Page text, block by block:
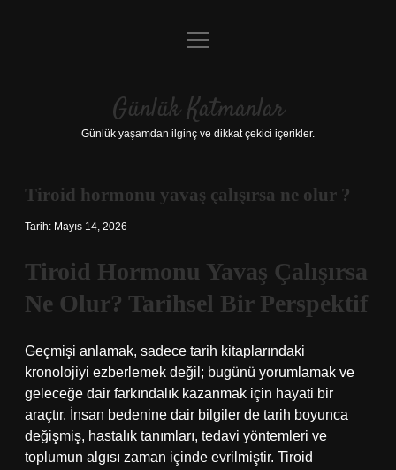
Anasayfa
Yasal Uyarı
menüyü
Günlük Katmanlar
Günlük yaşamdan ilginç ve dikkat çekici içerikler.
Tiroid hormonu yavaş çalışırsa ne olur ?
Tarih: Mayıs 14, 2026
Tiroid Hormonu Yavaş Çalışırsa
Ne Olur? Tarihsel Bir Perspektif
Geçmişi anlamak, sadece tarih kitaplarındaki
kronolojiyi ezberlemek değil; bugünü yorumlamak ve
geleceğe dair farkındalık kazanmak için hayati bir
araçtır. İnsan bedenine dair bilgiler de tarih boyunca
değişmiş, hastalık tanımları, tedavi yöntemleri ve
toplumun algısı zaman içinde evrilmiştir. Tiroid